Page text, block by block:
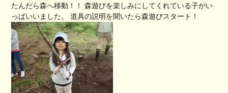
たんだら森へ移動！！ 森遊びを楽しみにしてくれている子がい
っぱいいました。 道具の説明を聞いたら森遊びスタート！